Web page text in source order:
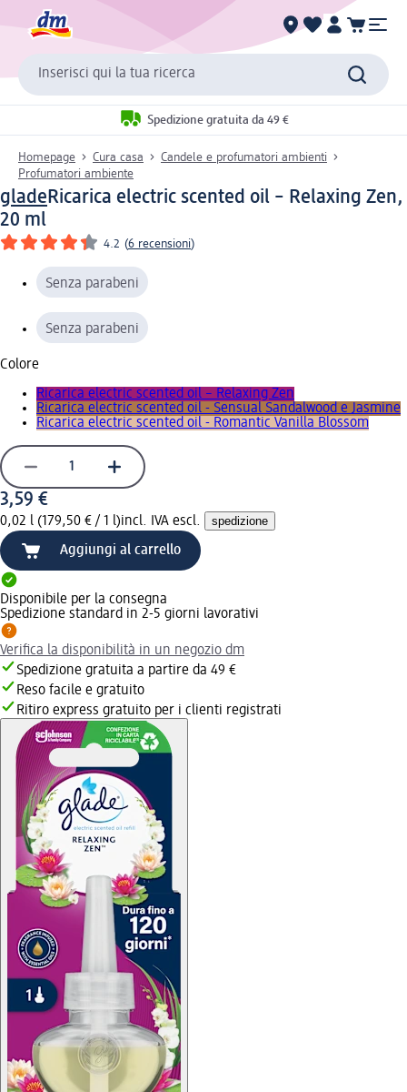
Inserisci qui la tua ricerca
Spedizione gratuita da 49 €
Homepage Cura casa
Candele e profumatori ambienti
Profumatori ambiente
gladeRicarica electric scented oil – Relaxing Zen,
20 ml
4.2 (6 recensioni)
Senza parabeni
Senza parabeni
Colore
Ricarica electric scented oil – Relaxing Zen
Ricarica electric scented oil - Sensual Sandalwood e Jasmine
Ricarica electric scented oil - Romantic Vanilla Blossom
3,59 €
0,02 l (179,50 € / 1 l)incl. IVA escl. spedizione
Aggiungi al carrello
Disponibile per la consegna
Spedizione standard in 2-5 giorni lavorativi
Verifica la disponibilità in un negozio dm
Spedizione gratuita a partire da 49 €
Reso facile e gratuito
Ritiro express gratuito per i clienti registrati